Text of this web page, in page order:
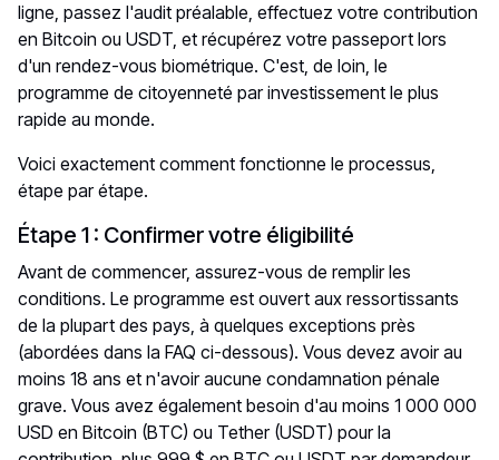
ligne, passez l'audit préalable, effectuez votre contribution
en Bitcoin ou USDT, et récupérez votre passeport lors
d'un rendez-vous biométrique. C'est, de loin, le
programme de citoyenneté par investissement le plus
rapide au monde.
Voici exactement comment fonctionne le processus,
étape par étape.
Étape 1 : Confirmer votre éligibilité
Avant de commencer, assurez-vous de remplir les
conditions. Le programme est ouvert aux ressortissants
de la plupart des pays, à quelques exceptions près
(abordées dans la FAQ ci-dessous). Vous devez avoir au
moins 18 ans et n'avoir aucune condamnation pénale
grave. Vous avez également besoin d'au moins 1 000 000
USD en Bitcoin (BTC) ou Tether (USDT) pour la